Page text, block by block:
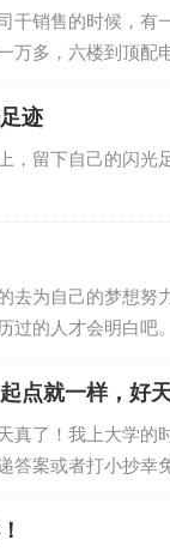
干销售的时候，有
万多，六楼到顶配
迹
，留下自己的闪
去为自己的梦想努
过的人才会明白吧
点就一样，好天
真了！我上大学的
答案或者打小抄幸